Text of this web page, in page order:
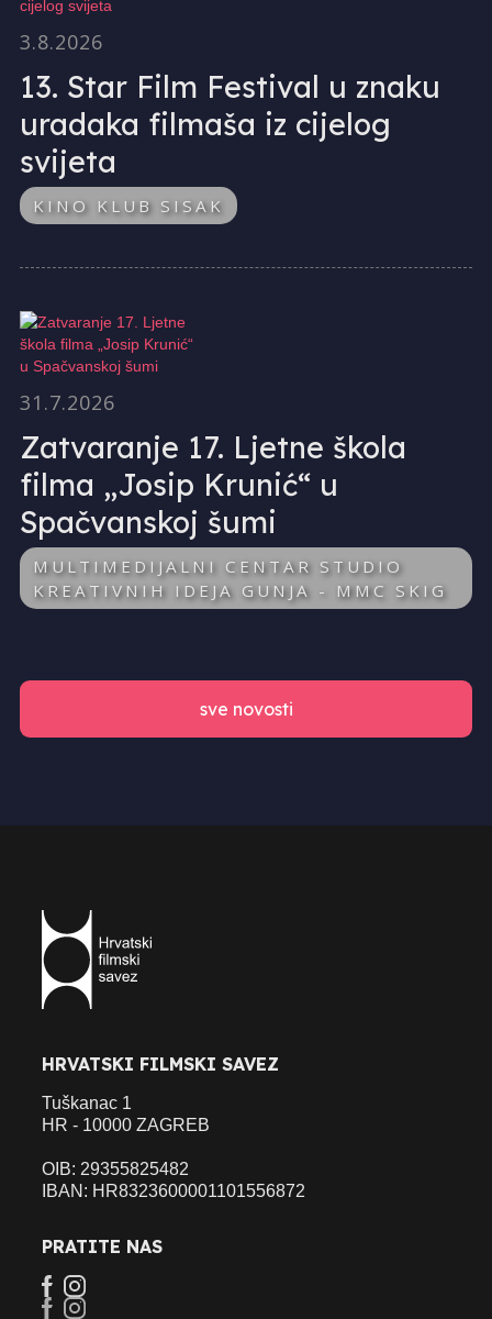
3.8.2026
13. Star Film Festival u znaku
uradaka filmaša iz cijelog
svijeta
KINO KLUB SISAK
31.7.2026
Zatvaranje 17. Ljetne škola
filma „Josip Krunić“ u
Spačvanskoj šumi
MULTIMEDIJALNI CENTAR STUDIO
KREATIVNIH IDEJA GUNJA - MMC SKIG
sve novosti
HRVATSKI FILMSKI SAVEZ
Tuškanac 1
HR - 10000 ZAGREB
OIB: 29355825482
IBAN: HR8323600001101556872
PRATITE NAS